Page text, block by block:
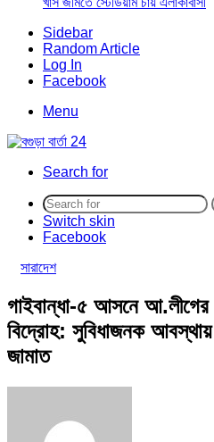
Sidebar
Random Article
Log In
Facebook
Menu
Search for
Switch skin
Facebook
সারাদেশ
গাইবান্ধা-৫ আসনে আ.লীগের
বিদ্রোহ: সুবিধাজনক
জামাত